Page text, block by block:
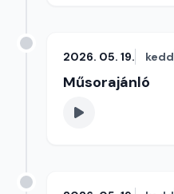
2026. 05. 19. kedd
Műsorajánló